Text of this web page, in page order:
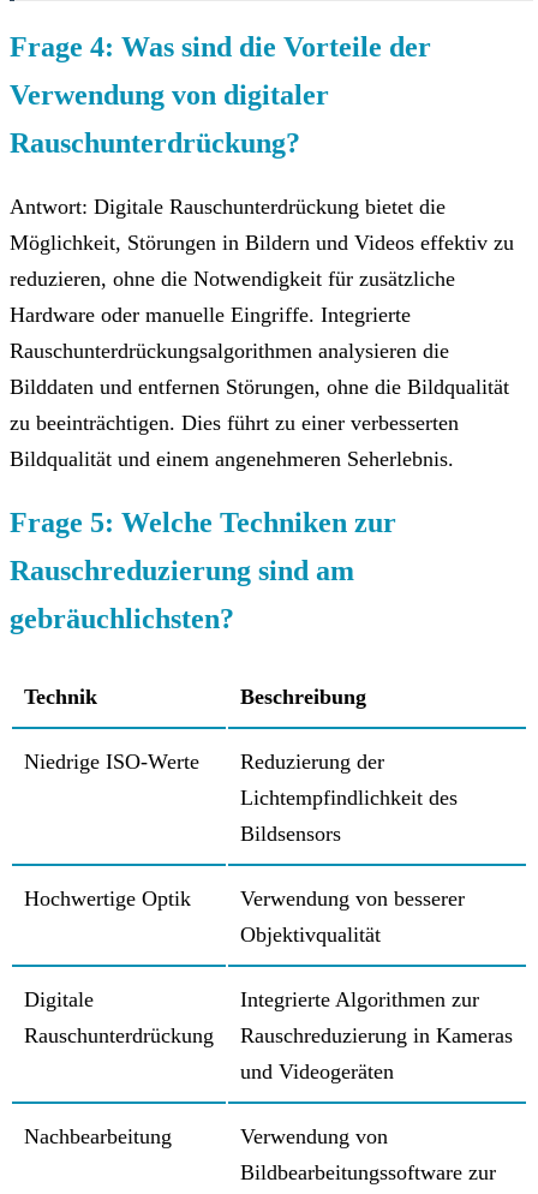
Frage 4: Was sind die Vorteile der
Verwendung von digitaler
Rauschunterdrückung?
Antwort: Digitale Rauschunterdrückung bietet die
Möglichkeit, Störungen in Bildern und Videos effektiv zu
reduzieren, ohne die Notwendigkeit für zusätzliche
Hardware oder manuelle Eingriffe. Integrierte
Rauschunterdrückungsalgorithmen analysieren die
Bilddaten und entfernen Störungen, ohne die Bildqualität
zu beeinträchtigen. Dies führt zu einer verbesserten
Bildqualität und einem angenehmeren Seherlebnis.
Frage 5: Welche Techniken zur
Rauschreduzierung sind am
gebräuchlichsten?
Technik Beschreibung
Niedrige ISO-Werte
Reduzierung der
Lichtempfindlichkeit des
Bildsensors
Hochwertige Optik
Verwendung von besserer
Objektivqualität
Digitale
Rauschunterdrückung
Integrierte Algorithmen zur
Rauschreduzierung in Kameras
und Videogeräten
Nachbearbeitung
Verwendung von
Bildbearbeitungssoftware zur